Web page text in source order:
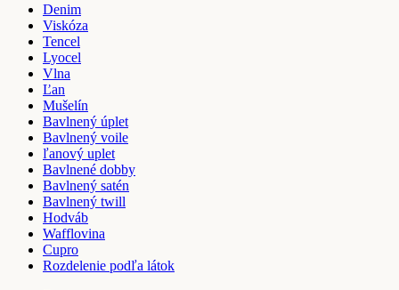
Denim
Viskóza
Tencel
Lyocel
Vlna
Ľan
Mušelín
Bavlnený úplet
Bavlnený voile
ľanový uplet
Bavlnené dobby
Bavlnený satén
Bavlnený twill
Hodváb
Wafflovina
Cupro
Rozdelenie podľa látok